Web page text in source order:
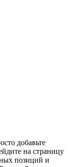
добавьте
на страницу
позиций и